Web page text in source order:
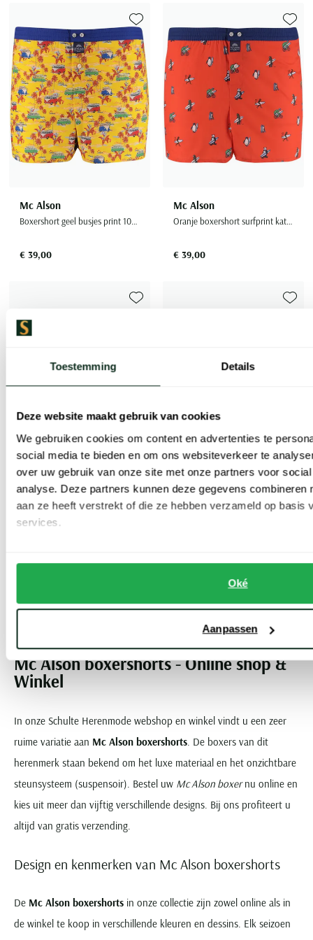
Toestemming Details
Deze website maakt gebruik van cookies
We gebruiken cookies om content en advertenties te
social media te bieden en om ons websiteverkeer te
over uw gebruik van onze site met onze partners voor
analyse. Deze partners kunnen deze gegevens combineren
aan ze heeft verstrekt of die ze hebben verzameld op basis
services.
Oké
Aanpassen
Mc Alson
Boxershort geel busjes print 100% katoen
€ 39,00
Toevoegen aan favorieten
Mc Alson
Oranje boxershort surfprint katoen
€ 39,00
Mc Alson
Boxershort geel italie print gestreept 100% katoen
Mc Alson
boxershort rood gestreept
Page
Mc Alson boxershorts - Online shop &
Winkel
In onze Schulte Herenmode webshop en winkel vindt u een zeer
ruime variatie aan Mc Alson boxershorts . De boxers van dit
herenmerk staan bekend om het luxe materiaal en het onzichtbare
steunsysteem (suspensoir). Bestel uw Mc Alson boxernu online en
kies uit meer dan vijftig verschillende designs. Bij ons profiteert u
altijd van gratis verzending.
Design en kenmerken van Mc Alson boxershorts
De Mc Alson boxershorts in onze collectie zijn zowel online als in
de winkel te koop in verschillende kleuren en dessins. Elk seizoen